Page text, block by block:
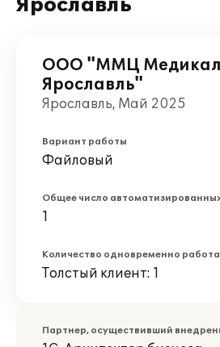
Ярославль"
ООО "ММЦ Медикал
Ярославль"
Ярославль, Май 2025
Вариант работы
Файловый
Общее число
1
Количество одновременно
Толстый клиент: 1
Партнер, осуществивший